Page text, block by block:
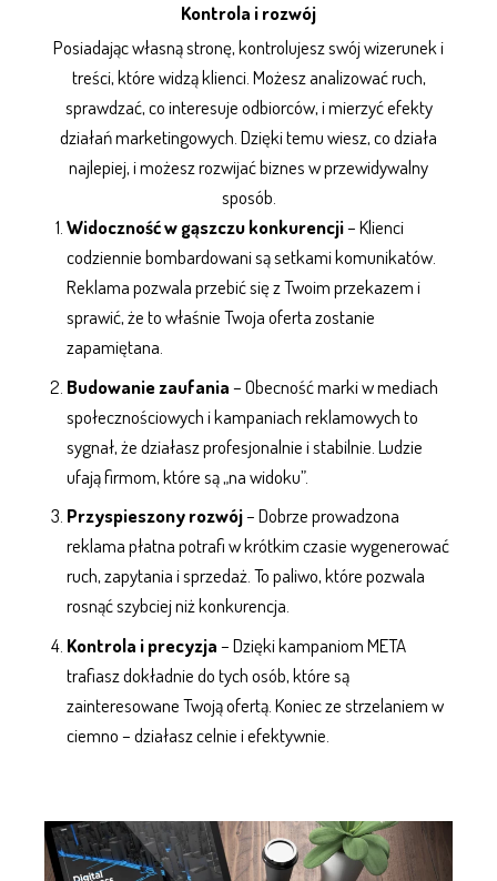
Kontrola i rozwój
Posiadając własną stronę, kontrolujesz swój wizerunek i
treści, które widzą klienci. Możesz analizować ruch,
sprawdzać, co interesuje odbiorców, i mierzyć efekty
działań marketingowych . Dzięki temu wiesz, co działa
najlepiej, i możesz rozwijać biznes w przewidywalny
sposób.
Widoczność w gąszczu konkurencji– Klienci
codziennie bombardowani są setkami komunikatów.
Reklamapozwala przebić się z Twoim przekazem i
sprawić, że to właśnie Twoja oferta zostanie
zapamiętana.
Budowanie zaufania– Obecność marki wmediach
społecznościowychi kampaniach reklamowych to
sygnał, że działasz profesjonalnie i stabilnie. Ludzie
ufają firmom, które są „na widoku”.
Przyspieszony rozwój– Dobrze prowadzona
reklama płatnapotrafi w krótkim czasie wygenerować
ruch, zapytania i sprzedaż. To paliwo, które pozwala
rosnąć szybciej niż konkurencja.
Kontrola i precyzja– Dzięki kampaniom META
trafiasz dokładnie do tych osób, które są
zainteresowane Twoją ofertą. Koniec ze strzelaniem w
ciemno – działasz celnie i efektywnie.